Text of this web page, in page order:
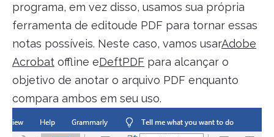
programa, em vez disso, usamos sua própria
ferramenta de editoude PDF para tornar essas
notas possíveis. Neste caso, vamos usarAdobe
Acrobat offline eDeftPDF para alcançar o
objetivo de anotar o arquivo PDF enquanto
compara ambos em seu uso.